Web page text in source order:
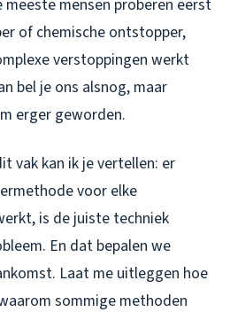
mensen proberen eerst
of chemische ontstopper,
verstoppingen werkt
bel je ons alsnog, maar
erger geworden.
vak kan ik je vertellen: er
voor elke
is de juiste techniek
En dat bepalen we
Laat me uitleggen hoe
sommige methoden